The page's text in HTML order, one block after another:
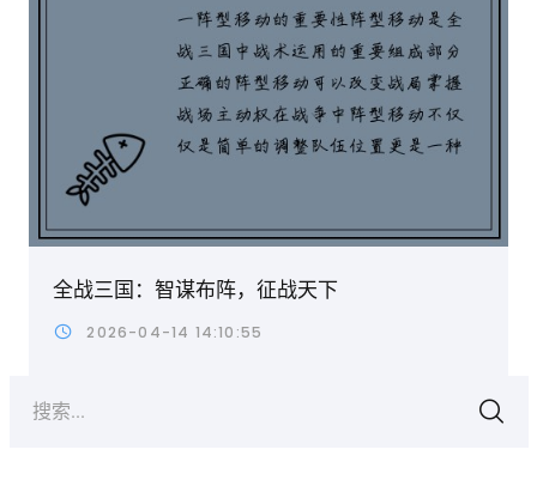
全战三国：智谋布阵，征战天下
2026-04-14 14:10:55
搜索...